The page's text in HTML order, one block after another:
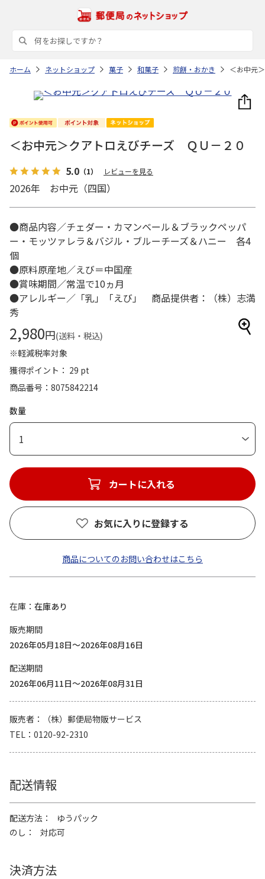
ホーム ネットショップ 菓子 和菓子 煎餅・おかき ＜お中元
＜お中元＞クアトロえびチーズ ＱＵ－２０
5.0 （1） レビューを見る
2026年 お中元（四国）
●商品内容／チェダー・カマンベール＆ブラックペッパ
ー・モッツァレラ＆バジル・ブルーチーズ＆ハニー 各4
個
●原料原産地／えび＝中国産
●賞味期間／常温で10ヵ月
●アレルギー／「乳」「えび」 商品提供者：（株）志満
秀
2,980円(送料・税込)
※軽減税率対象
獲得ポイント： 29 pt
商品番号
8075842214
数量
1
カートに入れる
お気に入りに登録する
商品についてのお問い合わせはこちら
在庫
在庫あり
販売期間
2026年05月18日～2026年08月16日
配送期間
2026年06月11日～2026年08月31日
販売者
（株）郵便局物販サービス
TEL
0120-92-2310
配送情報
配送方法
ゆうパック
のし
対応可
決済方法